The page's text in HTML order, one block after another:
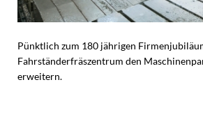
Pünktlich zum 180 jährigen
Fahrständerfräszentrum den
erweitern.